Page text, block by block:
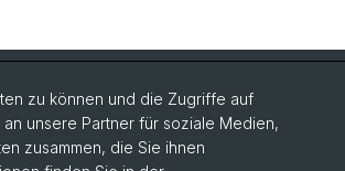
Social Media
DUW on Instagram
zu können und die Zugriffe auf
unsere Partner für soziale Medien,
zusammen, die Sie ihnen